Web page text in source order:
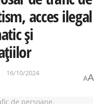
acces ilegal
și
16/10/2024
AA